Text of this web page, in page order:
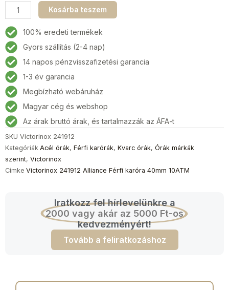
Victorinox
241912
Alliance
Férfi
karóra
40mm
10ATM
mennyiség
Kosárba teszem
100% eredeti termékek
Gyors szállítás (2-4 nap)
14 napos pénzvisszafizetési garancia
1-3 év garancia
Megbízható webáruház
Magyar cég és webshop
Az árak bruttó árak, és tartalmazzák az ÁFA-t
SKU Victorinox 241912
Kategóriák Acél órák, Férfi karórák, Kvarc órák, Órák márkák
szerint, Victorinox
Címke Victorinox 241912 Alliance Férfi karóra 40mm 10ATM
Iratkozz fel hírlevelünkre a
2000 vagy akár az 5000 Ft-os
kedvezményért!
Tovább a feliratkozáshoz